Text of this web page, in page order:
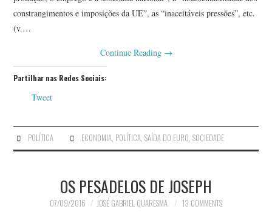
constrangimentos e imposições da UE”, as “inaceitáveis pressões”, etc.
(v.…
Continue Reading →
Partilhar nas Redes Sociais:
Tweet
POLÍTICA ECONOMIA, POLÍTICA, SAÍDA DO EURO, SOCIEDADE
OS PESADELOS DE JOSEPH
07/09/2016 JOSÉ GABRIEL QUARESMA 13 COMMENTS